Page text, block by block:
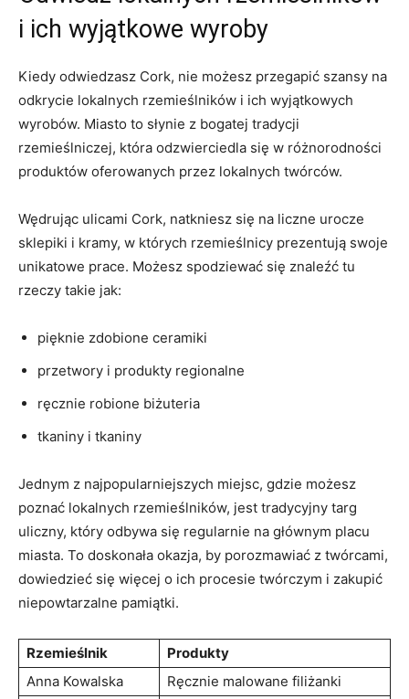
i ich wyjątkowe wyroby
Kiedy odwiedzasz ⁣Cork, nie możesz przegapić szansy na
odkrycie lokalnych ​rzemieślników i ich wyjątkowych
wyrobów. Miasto to‌ słynie ‍z bogatej tradycji
rzemieślniczej, która odzwierciedla się w różnorodności
produktów oferowanych przez lokalnych twórców.
​Wędrując ulicami Cork, ⁣natkniesz‍ się na liczne urocze
sklepiki​ i kramy, w których rzemieślnicy prezentują​ swoje
unikatowe prace. Możesz spodziewać się​ znaleźć tu
rzeczy takie jak:
pięknie⁤ zdobione ceramiki
przetwory i produkty regionalne
ręcznie robione biżuteria
tkaniny i tkaniny
Jednym z najpopularniejszych miejsc, gdzie możesz
poznać lokalnych rzemieślników, jest ⁢tradycyjny targ
uliczny, który odbywa się regularnie na głównym​ placu ​
miasta. To doskonała okazja, by porozmawiać⁣ z twórcami,
dowiedzieć się więcej o ich procesie⁢ twórczym i zakupić
niepowtarzalne⁣ pamiątki.
Rzemieślnik
Produkty
Anna Kowalska
Ręcznie ‍malowane filiżanki